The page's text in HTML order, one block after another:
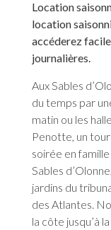
Location
location
accéderez
journalières.
Aux Sables
du temps par
matin ou les
Penotte, un tour
soirée en
Sables
jardins du
des Atlantes.
la côte jusqu’à